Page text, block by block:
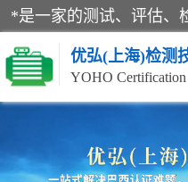
优弘(上海)检测
YOHO Certification
RECYCLASS认证